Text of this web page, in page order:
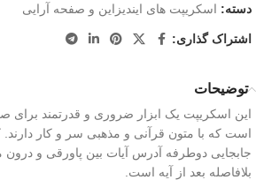
دسته: اسکریپت های ایندیزاین و صفحه آرایی
اشتراک گذاری:
توضیحات
این اسکریپت یک ابزار ضروری و قدرتمند برای
است که با متون قرآنی و مذهبی سر و کار
جابجایی دوطرفه آدرس آیات بین پاورقی و
بلافاصله بعد از آیه است.